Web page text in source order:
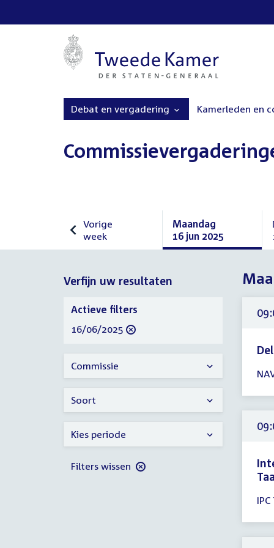
Debat en vergadering Kamerleden en
Vorige
week
Vorige
Maandag
16 jun 2025
Maandag
Verfijn uw resultaten
-
-
Verfijn
uw
resultaten
Actieve filters
verwijder
16/06/2025
Commissie
Soort
Kies periode
Filters wissen